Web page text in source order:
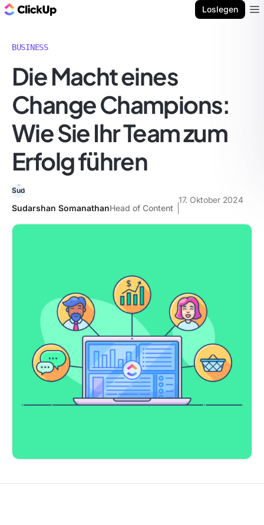
Loslegen
BUSINESS
Die Macht eines
Change Champions:
Wie Sie Ihr Team zum
Erfolg führen
Sudarshan SomanathanHead of Content
17. Oktober 2024